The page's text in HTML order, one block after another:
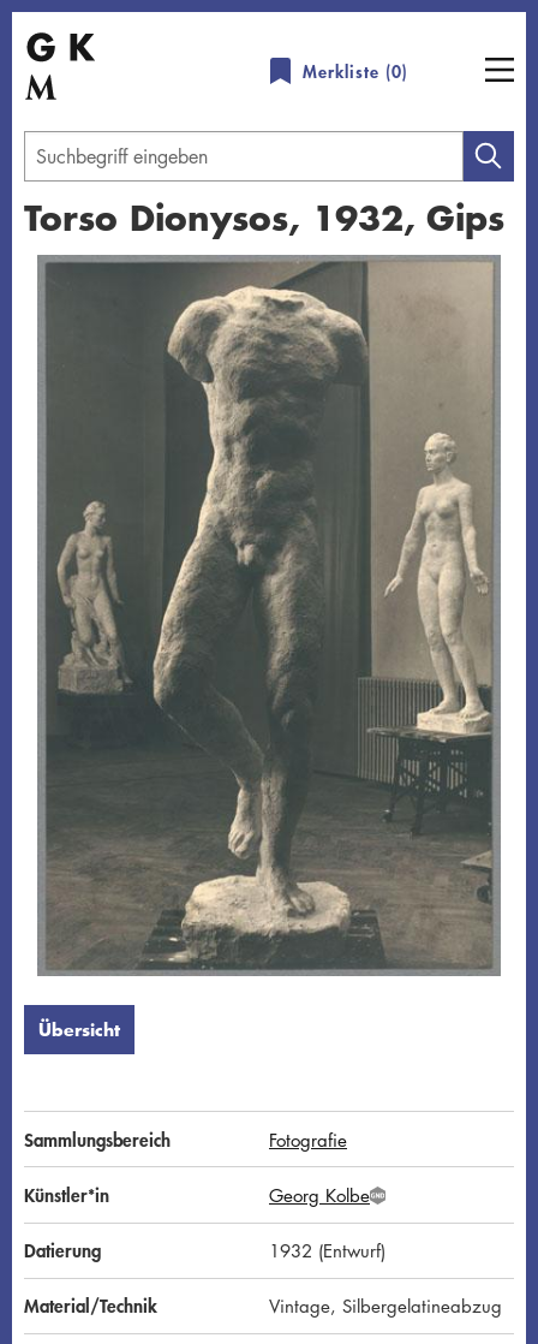
Direkt
zum
Inhalt
Merkliste (0)
Geben
Sie
einen
Suchbegriff
Torso Dionysos, 1932, Gips
Übersicht
Sammlungsbereich Fotografie
Künstler*in Georg KolbeG
N
D
Datierung 1932 (Entwurf)
Material/Technik Vintage, Silbergelatineabzug